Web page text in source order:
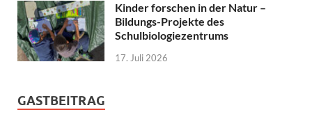
Kinder forschen in der Natur –
Bildungs-Projekte des
Schulbiologiezentrums
17. Juli 2026
GASTBEITRAG